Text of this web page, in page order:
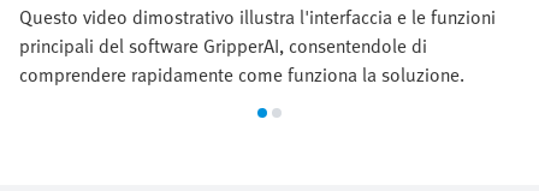
Questo video dimostrativo illustra l'interfaccia e le funzioni
principali del software GripperAI, consentendole di
comprendere rapidamente come funziona la soluzione.